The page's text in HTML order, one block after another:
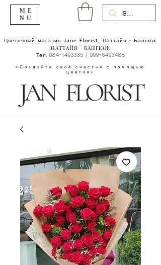
«Создайте своё счастье с помощью
цветов»
Цветочный магазин Jane Florist, Паттайя - Бангкок.
ПАТТАЙЯ - БАНГКОК
Тел. 084-1493335 / 099-6493488
ME
NU